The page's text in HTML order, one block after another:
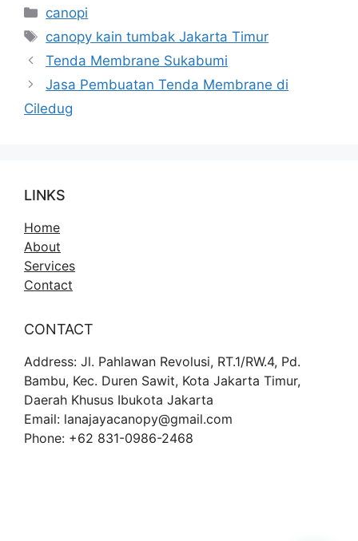
Kategori
canopi
Tag
canopy kain tumbak Jakarta Timur
Tenda Membrane Sukabumi
Jasa Pembuatan Tenda Membrane di
Ciledug
LINKS
Home
About
Services
Contact
CONTACT
Address: Jl. Pahlawan Revolusi, RT.1/RW.4, Pd.
Bambu, Kec. Duren Sawit, Kota Jakarta Timur,
Daerah Khusus Ibukota Jakarta
Email: lanajayacanopy@gmail.com
Phone: +62 831-0986-2468